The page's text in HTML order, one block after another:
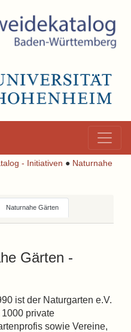
- Initiativen ● Naturnahe
Naturnahe Gärten
Gärten -
ist der Naturgarten e.V.
private
sowie Vereine,